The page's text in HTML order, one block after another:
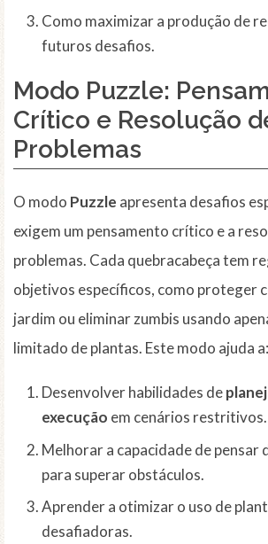
Como maximizar a produção de
futuros desafios.
Modo Puzzle:
Crítico e Resolução
Problemas
O modo Puzzle apresenta desafios
exigem um pensamento crítico e a
problemas. Cada quebracabeça tem
objetivos específicos, como proteger
jardim ou eliminar zumbis usando
limitado de plantas. Este modo ajuda a:
Desenvolver habilidades de
execução em cenários restritivos.
Melhorar a capacidade de pensar
para superar obstáculos.
Aprender a otimizar o uso de
desafiadoras.